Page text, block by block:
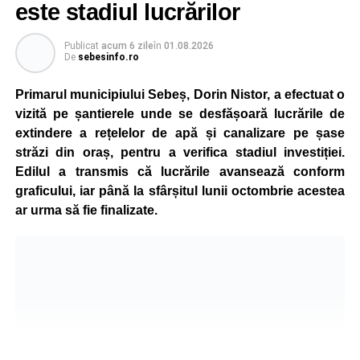
Reprezentanții Primăriei Sebeș precizează că măsura nu
va afecta siguranța traficului rutier și pietonal, iar
vizibilitatea pe străzile municipiului va fi menținută la un
nivel corespunzător.
Administrația locală subliniază că decizia are caracter
temporar și este adoptată în contextul actualei situații
energetice din România, în condițiile în care autoritățile
centrale au cerut instituțiilor publice să adopte măsuri
pentru reducerea cheltuielilor și a consumului de energie,
este stadiul lucrărilor
Publicat acum 6 zileîn 01.08.2026
De sebesinfo.ro
Primarul municipiului Sebeș, Dorin Nistor, a efectuat o
vizită pe șantierele unde se desfășoară lucrările de
extindere a rețelelor de apă și canalizare pe șase
străzi din oraș, pentru a verifica stadiul investiției.
Edilul a transmis că lucrările avansează conform
graficului, iar până la sfârșitul lunii octombrie acestea
ar urma să fie finalizate.